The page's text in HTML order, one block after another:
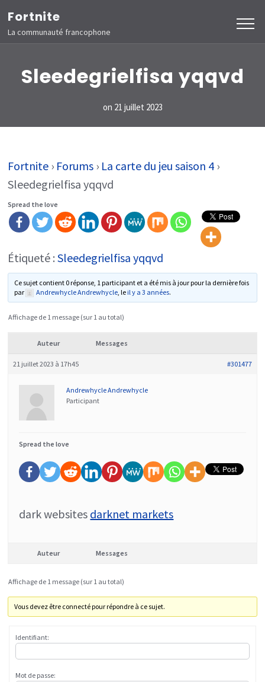
Aller
au
contenu
(Pressez
Entrée)
Fortnite
La communauté francophone
Sleedegrielfisa yqqvd
on 21 juillet 2023
Fortnite › Forums › La carte du jeu saison 4 ›
Sleedegrielfisa yqqvd
Spread the love
Étiqueté :Sleedegrielfisa yqqvd
Ce sujet contient 0 réponse, 1 participant et a été mis à jour pour la dernière fois
par
Andrewhycle Andrewhycle, le il y a 3 années.
Affichage de 1 message (sur 1 au total)
Auteur Messages
21 juillet 2023 à 17h45 #301477
Andrewhycle Andrewhycle
Participant
Spread the love
dark websites darknet markets
Auteur Messages
Affichage de 1 message (sur 1 au total)
Vous devez être connecté pour répondre à ce sujet.
Identifiant:
Mot de passe: